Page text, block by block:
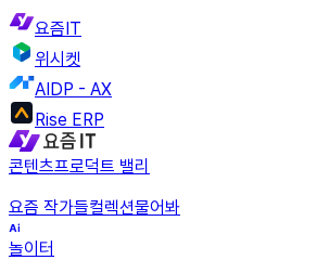
요즘IT
위시켓
AIDP - AX
Rise ERP
콘텐츠프로덕트 밸리
요즘 작가들컬렉션물어봐
놀이터